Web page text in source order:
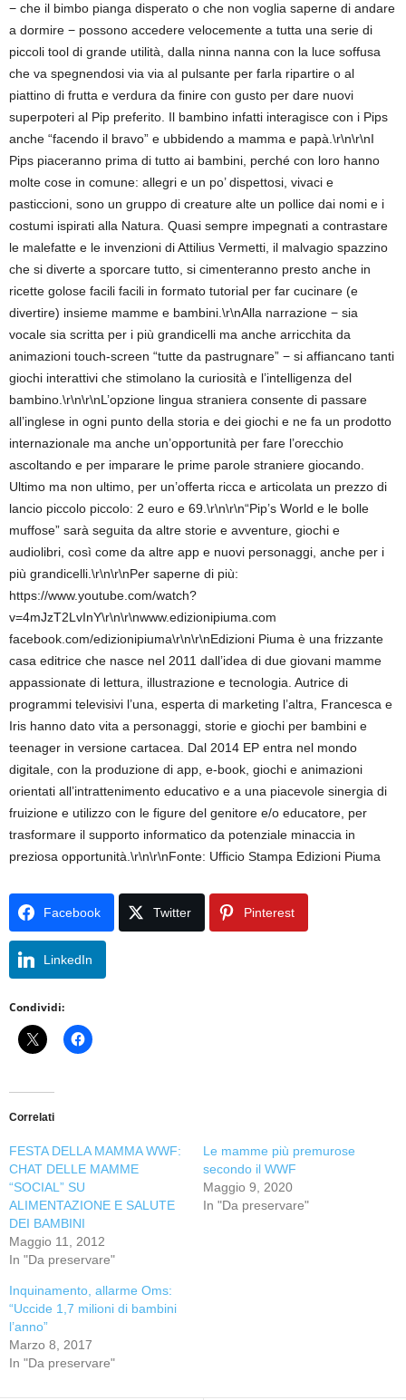
− che il bimbo pianga disperato o che non voglia saperne di andare
a dormire − possono accedere velocemente a tutta una serie di
piccoli tool di grande utilità, dalla ninna nanna con la luce soffusa
che va spegnendosi via via al pulsante per farla ripartire o al
piattino di frutta e verdura da finire con gusto per dare nuovi
superpoteri al Pip preferito. Il bambino infatti interagisce con i Pips
anche “facendo il bravo” e ubbidendo a mamma e papà.\r\n\r\nI
Pips piaceranno prima di tutto ai bambini, perché con loro hanno
molte cose in comune: allegri e un po’ dispettosi, vivaci e
pasticcioni, sono un gruppo di creature alte un pollice dai nomi e i
costumi ispirati alla Natura. Quasi sempre impegnati a contrastare
le malefatte e le invenzioni di Attilius Vermetti, il malvagio spazzino
che si diverte a sporcare tutto, si cimenteranno presto anche in
ricette golose facili facili in formato tutorial per far cucinare (e
divertire) insieme mamme e bambini.\r\nAlla narrazione − sia
vocale sia scritta per i più grandicelli ma anche arricchita da
animazioni touch-screen “tutte da pastrugnare” − si affiancano tanti
giochi interattivi che stimolano la curiosità e l’intelligenza del
bambino.\r\n\r\nL’opzione lingua straniera consente di passare
all’inglese in ogni punto della storia e dei giochi e ne fa un prodotto
internazionale ma anche un’opportunità per fare l’orecchio
ascoltando e per imparare le prime parole straniere giocando.
Ultimo ma non ultimo, per un’offerta ricca e articolata un prezzo di
lancio piccolo piccolo: 2 euro e 69.\r\n\r\n“Pip’s World e le bolle
muffose” sarà seguita da altre storie e avventure, giochi e
audiolibri, così come da altre app e nuovi personaggi, anche per i
più grandicelli.\r\n\r\nPer saperne di più:
https://www.youtube.com/watch?
v=4mJzT2LvInY\r\n\r\nwww.edizionipiuma.com
facebook.com/edizionipiuma\r\n\r\nEdizioni Piuma è una frizzante
casa editrice che nasce nel 2011 dall’idea di due giovani mamme
appassionate di lettura, illustrazione e tecnologia. Autrice di
programmi televisivi l’una, esperta di marketing l’altra, Francesca e
Iris hanno dato vita a personaggi, storie e giochi per bambini e
teenager in versione cartacea. Dal 2014 EP entra nel mondo
digitale, con la produzione di app, e-book, giochi e animazioni
orientati all’intrattenimento educativo e a una piacevole sinergia di
fruizione e utilizzo con le figure del genitore e/o educatore, per
trasformare il supporto informatico da potenziale minaccia in
preziosa opportunità.\r\n\r\nFonte: Ufficio Stampa Edizioni Piuma
Facebook Twitter Pinterest
LinkedIn
Condividi:
Correlati
FESTA DELLA MAMMA WWF:
CHAT DELLE MAMME
“SOCIAL” SU
ALIMENTAZIONE E SALUTE
DEI BAMBINI
Maggio 11, 2012
In "Da preservare"
Le mamme più premurose
secondo il WWF
Maggio 9, 2020
In "Da preservare"
Inquinamento, allarme Oms:
“Uccide 1,7 milioni di bambini
l’anno”
Marzo 8, 2017
In "Da preservare"